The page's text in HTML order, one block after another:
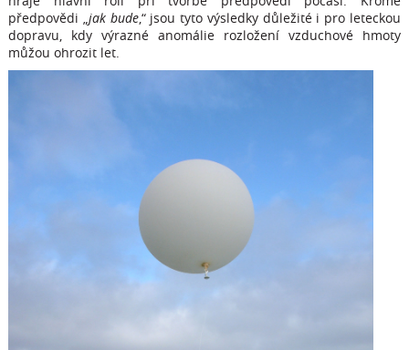
předpovědi „jak bude,“ jsou tyto výsledky důležité i pro leteckou
dopravu, kdy výrazné anomálie rozložení vzduchové hmoty
můžou ohrozit let.